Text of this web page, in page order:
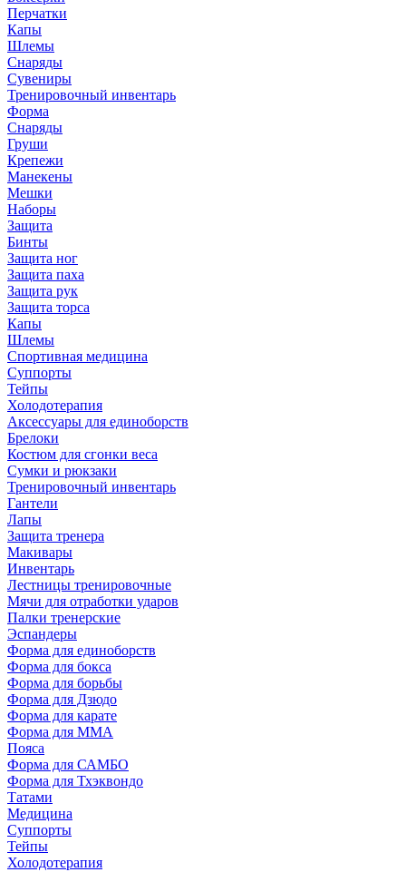
Перчатки
Капы
Шлемы
Снаряды
Сувениры
Тренировочный инвентарь
Форма
Снаряды
Груши
Крепежи
Манекены
Мешки
Наборы
Защита
Бинты
Защита ног
Защита паха
Защита рук
Защита торса
Капы
Шлемы
Спортивная медицина
Суппорты
Тейпы
Холодотерапия
Аксессуары для единоборств
Брелоки
Костюм для сгонки веса
Сумки и рюкзаки
Тренировочный инвентарь
Гантели
Лапы
Защита тренера
Макивары
Инвентарь
Лестницы тренировочные
Мячи для отработки ударов
Палки тренерские
Эспандеры
Форма для единоборств
Форма для бокса
Форма для борьбы
Форма для Дзюдо
Форма для карате
Форма для MMA
Пояса
Форма для САМБО
Форма для Тхэквондо
Татами
Медицина
Суппорты
Тейпы
Холодотерапия